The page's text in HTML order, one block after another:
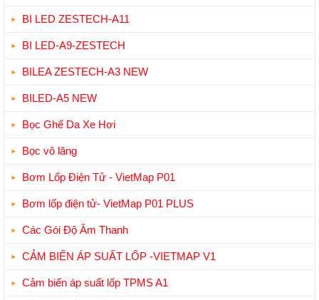
BI LED ZESTECH-A11
BI LED-A9-ZESTECH
BILEA ZESTECH-A3 NEW
BILED-A5 NEW
Bọc Ghế Da Xe Hơi
Bọc vô lăng
Bơm Lốp Điện Tử - VietMap P01
Bơm lốp điện tử- VietMap P01 PLUS
Các Gói Độ Âm Thanh
CẢM BIẾN ÁP SUẤT LỐP -VIETMAP V1
Cảm biến áp suất lốp TPMS A1